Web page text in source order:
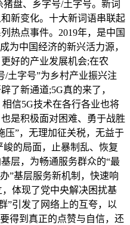
盘、乡字号/土字号。新词
新变化。十大新词语串联起
热点事件。2019年，是中国
为中国经济的新兴活力源，
好的产业发展机会;在农
/土字号”为乡村产业振兴注
了新通道;5G真的来了，
相信5G技术在各行各业也将
是积极面对困难、勇于战胜
压”，无理加征关税，无益于
的局面，止暴制乱、恢复
层，为畅通服务群众的“最
”基层服务新机制，快速响
体现了党中央解决困扰基
”引发了网络上的互夸，以
得到真正的点赞与自信，还